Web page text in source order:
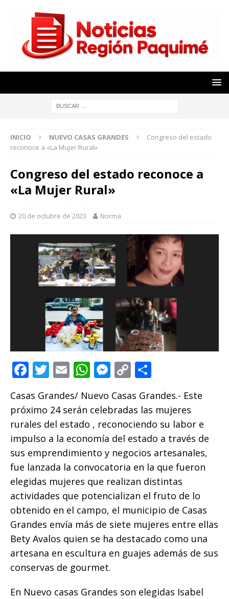
INICIO NUEVO CASAS GRANDES
Congreso del estado
reconoce a «La Mujer Rural»
Congreso del estado reconoce a
«La Mujer Rural»
20 de octubre de 2023 Norma
F
c
e
b
o
o
k
T
it
te
r
E
ai
l
W
at
s
A
p
p
M
ss
e
n
g
e
r
C
p
y
Li
n
k
m
p
ar
ti
r
Casas Grandes/ Nuevo Casas Grandes.- Este
próximo 24 serán celebradas las mujeres
rurales del estado , reconociendo su labor e
impulso a la economía del estado a través de
sus emprendimiento y negocios artesanales,
fue lanzada la convocatoria en la que fueron
elegidas mujeres que realizan distintas
actividades que potencializan el fruto de lo
obtenido en el campo, el municipio de Casas
Grandes envía más de siete mujeres entre ellas
Bety Avalos quien se ha destacado como una
artesana en escultura en guajes además de sus
conservas de gourmet.
En Nuevo casas Grandes son elegidas Isabel